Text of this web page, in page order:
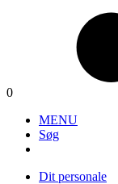
0
MENU
Søg
Dit personale